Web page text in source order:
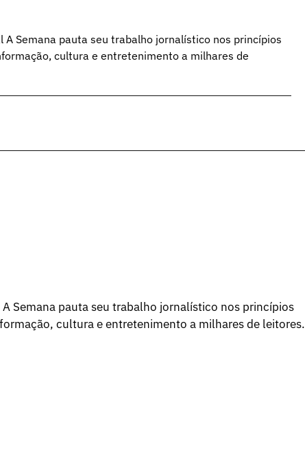
Semana pauta seu trabalho jornalístico nos princípios
cultura e entretenimento a milhares de
Semana pauta seu trabalho jornalístico nos princípios
cultura e entretenimento a milhares de leitores.